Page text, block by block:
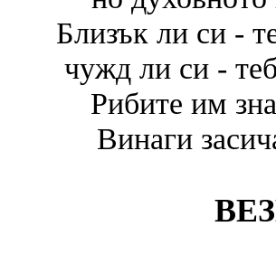
Близък ли си -
чужд ли си -
Рибите им
Винаги